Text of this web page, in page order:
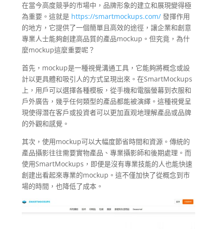
在當今高度競爭的市場中，品牌形象的建立和展現變得極
為重要。這就是 https://smartmockups.com/發揮作用
的地方，它提供了一個簡單且高效的途徑，讓企業和創意
專業人士能夠創建高品質的產品mockup。但究竟，為什
麼mockup這麼重要呢？
首先，mockup是一種視覺溝通工具，它能夠將概念或設
計以更具體和吸引人的方式呈現出來。在SmartMockups
上，用戶可以選擇各種模板，從手機和電腦螢幕到衣服和
戶外廣告，幾乎任何類型的產品都能被演繹。這種視覺呈
現使得潛在客戶或投資者可以更加直观地理解產品或品牌
的外觀和感覺。
其次，使用mockup可以大幅度節省時間和資源。傳統的
產品攝影往往需要實物產品、專業攝影師和後期處理。而
使用SmartMockups，即便是沒有專業技能的人也能快速
創建出看起來專業的mockup。這不僅加快了從概念到市
場的時間，也降低了成本。